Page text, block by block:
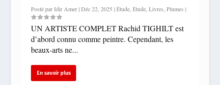
Posté parIdir Amer|Déc 22, 2025 |Étude, Étude, Livres Plumes |
UN ARTISTE COMPLET Rachid TIGHILT est
d’abord connu comme peintre. Cependant, les
beaux-arts ne...
En savoir plus